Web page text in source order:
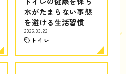
水がたまらない事態
を避ける生活習慣
2026.03.22
トイレ